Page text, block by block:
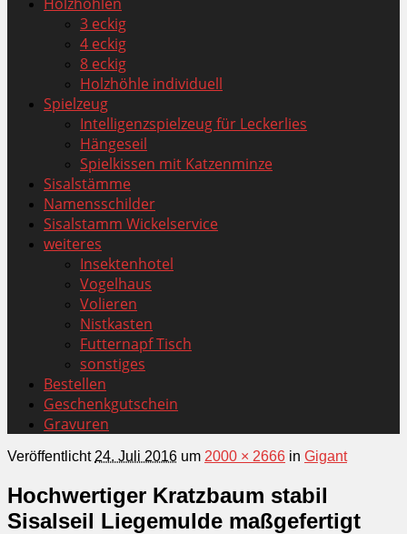
3 eckig
4 eckig
8 eckig
Holzhöhle individuell
Spielzeug
Intelligenzspielzeug für Leckerlies
Hängeseil
Spielkissen mit Katzenminze
Sisalstämme
Namensschilder
Sisalstamm Wickelservice
weiteres
Insektenhotel
Vogelhaus
Volieren
Nistkasten
Futternapf Tisch
sonstiges
Bestellen
Geschenkgutschein
Gravuren
Veröffentlicht 24. Juli 2016 um 2000 × 2666 in Gigant
Hochwertiger Kratzbaum stabil
Sisalseil Liegemulde maßgefertigt